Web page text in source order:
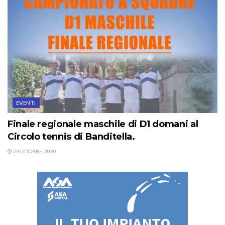
EVENTI
Finale regionale maschile di D1 domani al
Circolo tennis di Banditella.
24 OTTOBRE, 2020